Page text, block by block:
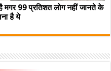
99 प्रतिशत लोग नहीं जानते के
है ये